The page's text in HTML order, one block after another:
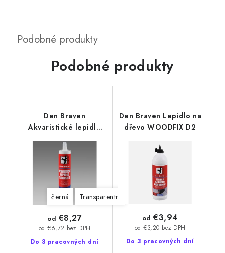
Podobné produkty
Den Braven
Akvaristické lepidlo
černá Transparentní
Do 3 pracovných dní
od €6,72 bez DPH
od €8,27
Den Braven Lepidlo na
dřevo WOODFIX D2
Do 3 pracovných dní
od €3,20 bez DPH
od €3,94